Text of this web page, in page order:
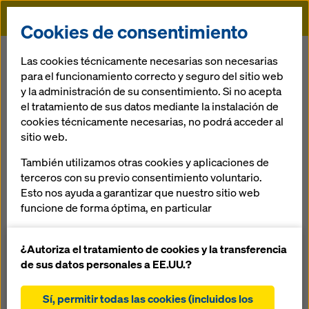
Doka
SCHP - Specialist
Center; Hotel
Phoenix
Singapur
Un hotel nuevo con 20 810 m² de superficie para el
Cookies de consentimiento
Las cookies técnicamente necesarias son necesarias
para el funcionamiento correcto y seguro del sitio web
y la administración de su consentimiento. Si no acepta
el tratamiento de sus datos mediante la instalación de
cookies técnicamente necesarias, no podrá acceder al
sitio web.
También utilizamos otras cookies y aplicaciones de
terceros con su previo consentimiento voluntario.
Esto nos ayuda a garantizar que nuestro sitio web
funcione de forma óptima, en particular
nuestro sitio web (cookies funcionales y
estadísticas)
utilizar la tienda online de Doka (cookies
¿Autoriza el tratamiento de cookies y la transferencia
de sus datos personales a EE.UU.?
Sí, permitir todas las cookies (incluidos los